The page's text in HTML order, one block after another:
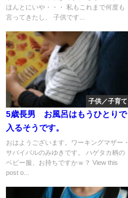
ほんとにいや・・・ 私もこれまで何度も
言ってきたし、 子供です...
子供／子育て
5歳長男 お風呂はもうひとりで
入るそうです。
おはようございます。ワーキングマザー・
サバイバルのみゆきです。 ハゲタカ柄の
ベビー服、お持ちですかｗ？ View this
post o...